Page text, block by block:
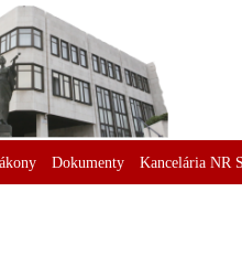
Dokumenty Kancelária NR